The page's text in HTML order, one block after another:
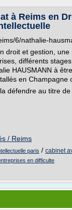
à Reims en
6/nathalie-
droit et gestion, une
différents
HAUSMANN à
en Champagne
défendre au titre
/ Reims
paris / cabinet
en difficulte